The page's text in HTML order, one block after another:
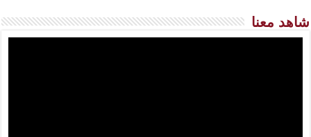
شاهد معنا